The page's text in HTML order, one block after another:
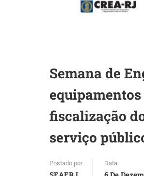
Semana de
fiscalização
serviço
Postado por Data